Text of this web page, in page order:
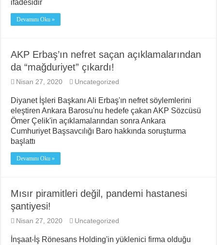
ifadesidir
Devamını Oku »
AKP Erbaş’ın nefret saçan açıklamalarından
da “mağduriyet” çıkardı!
Nisan 27, 2020 Uncategorized
Diyanet İşleri Başkanı Ali Erbaş'ın nefret söylemlerini
eleştiren Ankara Barosu'nu hedefe çakan AKP Sözcüsü
Ömer Çelik'in açıklamalarından sonra Ankara
Cumhuriyet Başsavcılığı Baro hakkında soruşturma
başlattı
Devamını Oku »
Mısır piramitleri değil, pandemi hastanesi
şantiyesi!
Nisan 27, 2020 Uncategorized
İnşaat-İş Rönesans Holding'in yüklenici firma olduğu